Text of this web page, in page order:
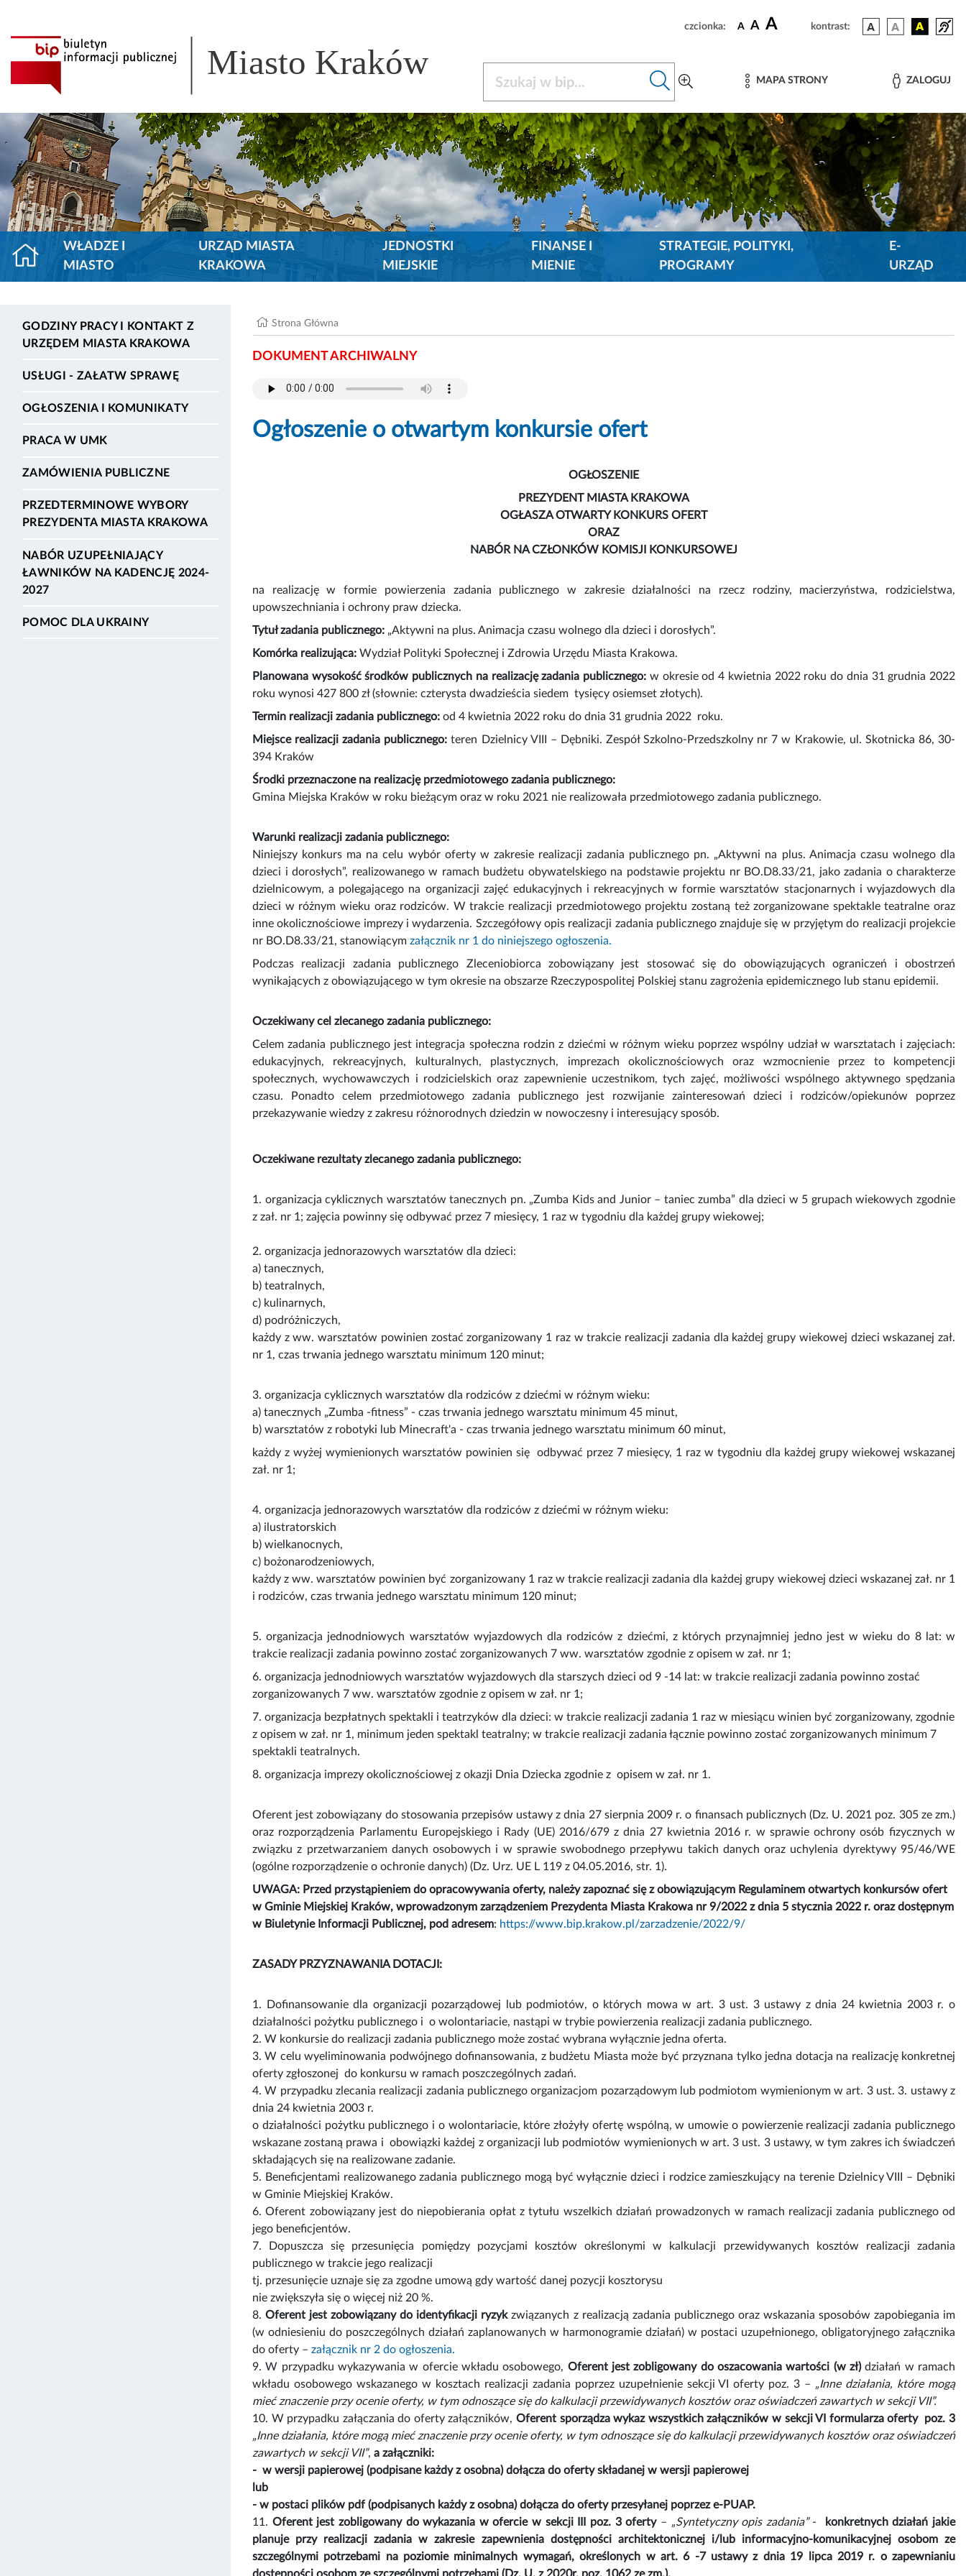
czcionka: A A A kontrast:
Miasto Kraków MAPA STRONY ZALOGUJ
WŁADZE I
MIASTO
URZĄD MIASTA
KRAKOWA
JEDNOSTKI
MIEJSKIE
FINANSE I
MIENIE
STRATEGIE, POLITYKI,
PROGRAMY
E-
URZĄD
GODZINY PRACY I KONTAKT Z
URZĘDEM MIASTA KRAKOWA
USŁUGI - ZAŁATW SPRAWĘ
OGŁOSZENIA I KOMUNIKATY
PRACA W UMK
ZAMÓWIENIA PUBLICZNE
PRZEDTERMINOWE WYBORY
PREZYDENTA MIASTA KRAKOWA
NABÓR UZUPEŁNIAJĄCY
ŁAWNIKÓW NA KADENCJĘ 2024-
2027
POMOC DLA UKRAINY
Strona Główna
DOKUMENT ARCHIWALNY
Ogłoszenie o otwartym konkursie ofert
OGŁOSZENIE
PREZYDENT MIASTA KRAKOWA
OGŁASZA OTWARTY KONKURS OFERT
ORAZ
NABÓR NA CZŁONKÓW KOMISJI KONKURSOWEJ
na realizację w formie powierzenia zadania publicznego w zakresie działalności na rzecz rodziny, macierzyństwa, rodzicielstwa,
upowszechniania i ochrony praw dziecka.
Tytuł zadania publicznego: „Aktywni na plus. Animacja czasu wolnego dla dzieci i dorosłych”.
Komórka realizująca: Wydział Polityki Społecznej i Zdrowia Urzędu Miasta Krakowa.
Planowana wysokość środków publicznych na realizację zadania publicznego: w okresie od 4 kwietnia 2022 roku do dnia 31 grudnia 2022
roku wynosi 427 800 zł (słownie: czterysta dwadzieścia siedem tysięcy osiemset złotych).
Termin realizacji zadania publicznego: od 4 kwietnia 2022 roku do dnia 31 grudnia 2022 roku.
Miejsce realizacji zadania publicznego: teren Dzielnicy VIII – Dębniki. Zespół Szkolno-Przedszkolny nr 7 w Krakowie, ul. Skotnicka 86, 30-
394 Kraków
Środki przeznaczone na realizację przedmiotowego zadania publicznego:
Gmina Miejska Kraków w roku bieżącym oraz w roku 2021 nie realizowała przedmiotowego zadania publicznego.
Warunki realizacji zadania publicznego:
Niniejszy konkurs ma na celu wybór oferty w zakresie realizacji zadania publicznego pn. „Aktywni na plus. Animacja czasu wolnego dla
dzieci i dorosłych”, realizowanego w ramach budżetu obywatelskiego na podstawie projektu nr BO.D8.33/21, jako zadania o charakterze
dzielnicowym, a polegającego na organizacji zajęć edukacyjnych i rekreacyjnych w formie warsztatów stacjonarnych i wyjazdowych dla
dzieci w różnym wieku oraz rodziców. W trakcie realizacji przedmiotowego projektu zostaną też zorganizowane spektakle teatralne oraz
inne okolicznościowe imprezy i wydarzenia. Szczegółowy opis realizacji zadania publicznego znajduje się w przyjętym do realizacji projekcie
nr BO.D8.33/21, stanowiącym załącznik nr 1 do niniejszego ogłoszenia.
Podczas realizacji zadania publicznego Zleceniobiorca zobowiązany jest stosować się do obowiązujących ograniczeń i obostrzeń
wynikających z obowiązującego w tym okresie na obszarze Rzeczypospolitej Polskiej stanu zagrożenia epidemicznego lub stanu epidemii.
Oczekiwany cel zlecanego zadania publicznego:
Celem zadania publicznego jest integracja społeczna rodzin z dziećmi w różnym wieku poprzez wspólny udział w warsztatach i zajęciach:
edukacyjnych, rekreacyjnych, kulturalnych, plastycznych, imprezach okolicznościowych oraz wzmocnienie przez to kompetencji
społecznych, wychowawczych i rodzicielskich oraz zapewnienie uczestnikom, tych zajęć, możliwości wspólnego aktywnego spędzania
czasu. Ponadto celem przedmiotowego zadania publicznego jest rozwijanie zainteresowań dzieci i rodziców/opiekunów poprzez
przekazywanie wiedzy z zakresu różnorodnych dziedzin w nowoczesny i interesujący sposób.
Oczekiwane rezultaty zlecanego zadania publicznego:
1. organizacja cyklicznych warsztatów tanecznych pn. „Zumba Kids and Junior – taniec zumba” dla dzieci w 5 grupach wiekowych zgodnie
z zał. nr 1; zajęcia powinny się odbywać przez 7 miesięcy, 1 raz w tygodniu dla każdej grupy wiekowej;
2. organizacja jednorazowych warsztatów dla dzieci:
a) tanecznych,
b) teatralnych,
c) kulinarnych,
d) podróżniczych,
każdy z ww. warsztatów powinien zostać zorganizowany 1 raz w trakcie realizacji zadania dla każdej grupy wiekowej dzieci wskazanej zał.
nr 1, czas trwania jednego warsztatu minimum 120 minut;
3. organizacja cyklicznych warsztatów dla rodziców z dziećmi w różnym wieku:
a) tanecznych „Zumba -fitness” - czas trwania jednego warsztatu minimum 45 minut,
b) warsztatów z robotyki lub Minecraft'a - czas trwania jednego warsztatu minimum 60 minut,
każdy z wyżej wymienionych warsztatów powinien się odbywać przez 7 miesięcy, 1 raz w tygodniu dla każdej grupy wiekowej wskazanej
zał. nr 1;
4. organizacja jednorazowych warsztatów dla rodziców z dziećmi w różnym wieku:
a) ilustratorskich
b) wielkanocnych,
c) bożonarodzeniowych,
każdy z ww. warsztatów powinien być zorganizowany 1 raz w trakcie realizacji zadania dla każdej grupy wiekowej dzieci wskazanej zał. nr 1
i rodziców, czas trwania jednego warsztatu minimum 120 minut;
5. organizacja jednodniowych warsztatów wyjazdowych dla rodziców z dziećmi, z których przynajmniej jedno jest w wieku do 8 lat: w
trakcie realizacji zadania powinno zostać zorganizowanych 7 ww. warsztatów zgodnie z opisem w zał. nr 1;
6. organizacja jednodniowych warsztatów wyjazdowych dla starszych dzieci od 9 -14 lat: w trakcie realizacji zadania powinno zostać
zorganizowanych 7 ww. warsztatów zgodnie z opisem w zał. nr 1;
7. organizacja bezpłatnych spektakli i teatrzyków dla dzieci: w trakcie realizacji zadania 1 raz w miesiącu winien być zorganizowany, zgodnie
z opisem w zał. nr 1, minimum jeden spektakl teatralny; w trakcie realizacji zadania łącznie powinno zostać zorganizowanych minimum 7
spektakli teatralnych.
8. organizacja imprezy okolicznościowej z okazji Dnia Dziecka zgodnie z opisem w zał. nr 1.
Oferent jest zobowiązany do stosowania przepisów ustawy z dnia 27 sierpnia 2009 r. o finansach publicznych (Dz. U. 2021 poz. 305 ze zm.)
oraz rozporządzenia Parlamentu Europejskiego i Rady (UE) 2016/679 z dnia 27 kwietnia 2016 r. w sprawie ochrony osób fizycznych w
związku z przetwarzaniem danych osobowych i w sprawie swobodnego przepływu takich danych oraz uchylenia dyrektywy 95/46/WE
(ogólne rozporządzenie o ochronie danych) (Dz. Urz. UE L 119 z 04.05.2016, str. 1).
UWAGA: Przed przystąpieniem do opracowywania oferty, należy zapoznać się z obowiązującym Regulaminem otwartych konkursów ofert
w Gminie Miejskiej Kraków, wprowadzonym zarządzeniem Prezydenta Miasta Krakowa nr 9/2022 z dnia 5 stycznia 2022 r. oraz dostępnym
w Biuletynie Informacji Publicznej, pod adresem: https://www.bip.krakow.pl/zarzadzenie/2022/9/
ZASADY PRZYZNAWANIA DOTACJI:
1. Dofinansowanie dla organizacji pozarządowej lub podmiotów, o których mowa w art. 3 ust. 3 ustawy z dnia 24 kwietnia 2003 r. o
działalności pożytku publicznego i o wolontariacie, nastąpi w trybie powierzenia realizacji zadania publicznego.
2. W konkursie do realizacji zadania publicznego może zostać wybrana wyłącznie jedna oferta.
3. W celu wyeliminowania podwójnego dofinansowania, z budżetu Miasta może być przyznana tylko jedna dotacja na realizację konkretnej
oferty zgłoszonej do konkursu w ramach poszczególnych zadań.
4. W przypadku zlecania realizacji zadania publicznego organizacjom pozarządowym lub podmiotom wymienionym w art. 3 ust. 3. ustawy z
dnia 24 kwietnia 2003 r.
o działalności pożytku publicznego i o wolontariacie, które złożyły ofertę wspólną, w umowie o powierzenie realizacji zadania publicznego
wskazane zostaną prawa i obowiązki każdej z organizacji lub podmiotów wymienionych w art. 3 ust. 3 ustawy, w tym zakres ich świadczeń
składających się na realizowane zadanie.
5. Beneficjentami realizowanego zadania publicznego mogą być wyłącznie dzieci i rodzice zamieszkujący na terenie Dzielnicy VIII – Dębniki
w Gminie Miejskiej Kraków.
6. Oferent zobowiązany jest do niepobierania opłat z tytułu wszelkich działań prowadzonych w ramach realizacji zadania publicznego od
jego beneficjentów.
7. Dopuszcza się przesunięcia pomiędzy pozycjami kosztów określonymi w kalkulacji przewidywanych kosztów realizacji zadania
publicznego w trakcie jego realizacji
tj. przesunięcie uznaje się za zgodne umową gdy wartość danej pozycji kosztorysu
nie zwiększyła się o więcej niż 20 %.
8.Oferent jest zobowiązany do identyfikacji ryzykzwiązanych z realizacją zadania publicznego oraz wskazania sposobów zapobiegania im
(w odniesieniu do poszczególnych działań zaplanowanych w harmonogramie działań) w postaci uzupełnionego, obligatoryjnego załącznika
do oferty – załącznik nr 2 do ogłoszenia.
9. W przypadku wykazywania w ofercie wkładu osobowego, Oferent jest zobligowany do oszacowania wartości (w zł)działań w ramach
wkładu osobowego wskazanego w kosztach realizacji zadania poprzez uzupełnienie sekcji VI oferty poz. 3 – „Inne działania, które mogą
mieć znaczenie przy ocenie oferty, w tym odnoszące się do kalkulacji przewidywanych kosztów oraz oświadczeń zawartych w sekcji VII”.
10. W przypadku załączania do oferty załączników,Oferent sporządza wykaz wszystkich załączników w sekcji VI formularza oferty poz. 3
„Inne działania, które mogą mieć znaczenie przy ocenie oferty, w tym odnoszące się do kalkulacji przewidywanych kosztów oraz oświadczeń
zawartych w sekcji VII”, a załączniki:
- w wersji papierowej (podpisane każdy z osobna) dołącza do oferty składanej w wersji papierowej
lub
- w postaci plików pdf (podpisanych każdy z osobna) dołącza do oferty przesyłanej poprzez e-PUAP.
11. Oferent jest zobligowany do wykazania w ofercie w sekcji III poz. 3 oferty – „Syntetyczny opis zadania” -
konkretnych działań jakie
planuje przy realizacji zadania w zakresie zapewnienia dostępności architektonicznej i/lub informacyjno-komunikacyjnej osobom ze
szczególnymi potrzebami na poziomie minimalnych wymagań, określonych w art. 6 -7 ustawy z dnia 19 lipca 2019 r. o zapewnianiu
dostępności osobom ze szczególnymi potrzebami (Dz. U. z 2020r. poz. 1062 ze zm.).